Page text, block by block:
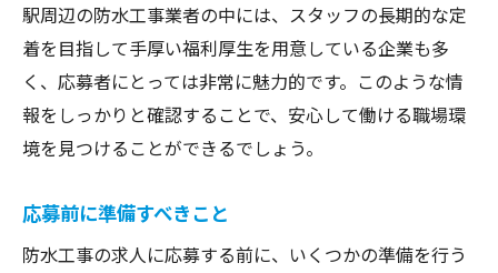
駅周辺の防水工事業者の中には、スタッフの長期的な定
着を目指して手厚い福利厚生を用意している企業も多
く、応募者にとっては非常に魅力的です。このような情
報をしっかりと確認することで、安心して働ける職場環
境を見つけることができるでしょう。
応募前に準備すべきこと
防水工事の求人に応募する前に、いくつかの準備を行う